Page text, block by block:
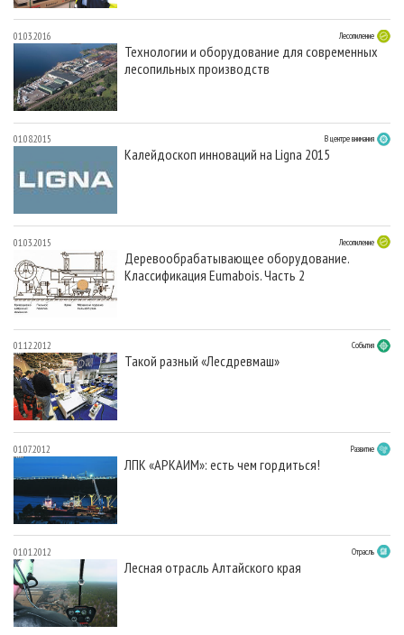
01.03.2016 Лесопиление
Технологии и оборудование для современных
лесопильных производств
01.08.2015 В центре внимания
Калейдоскоп инноваций на Ligna 2015
01.03.2015 Лесопиление
Деревообрабатывающее оборудование.
Классификация Eumabois. Часть 2
01.12.2012 События
Такой разный «Лесдревмаш»
01.07.2012 Развитие
ЛПК «АРКАИМ»: есть чем гордиться!
01.01.2012 Отрасль
Лесная отрасль Алтайского края